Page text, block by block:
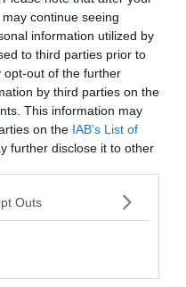
continue seeing
information utilized by
to third parties prior to
opt-out of the further
by third parties on the
This information may
on the IAB’s List of
further disclose it to other
Outs
per i matrimoni e